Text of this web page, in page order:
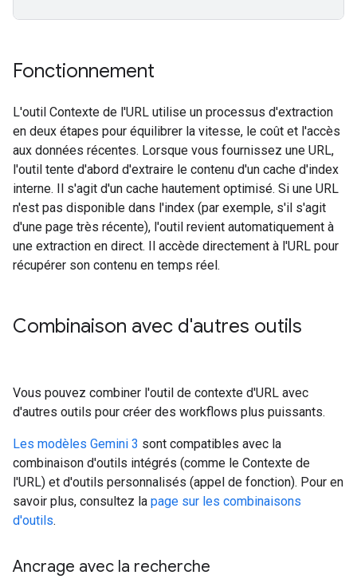
Fonctionnement
L'outil Contexte de l'URL utilise un processus d'extraction
en deux étapes pour équilibrer la vitesse, le coût et l'accès
aux données récentes. Lorsque vous fournissez une URL,
l'outil tente d'abord d'extraire le contenu d'un cache d'index
interne. Il s'agit d'un cache hautement optimisé. Si une URL
n'est pas disponible dans l'index (par exemple, s'il s'agit
d'une page très récente), l'outil revient automatiquement à
une extraction en direct. Il accède directement à l'URL pour
récupérer son contenu en temps réel.
Combinaison avec d'autres outils
Vous pouvez combiner l'outil de contexte d'URL avec
d'autres outils pour créer des workflows plus puissants.
Les modèles Gemini 3 sont compatibles avec la
combinaison d'outils intégrés (comme le Contexte de
l'URL) et d'outils personnalisés (appel de fonction). Pour en
savoir plus, consultez la page sur les combinaisons
d'outils.
Ancrage avec la recherche